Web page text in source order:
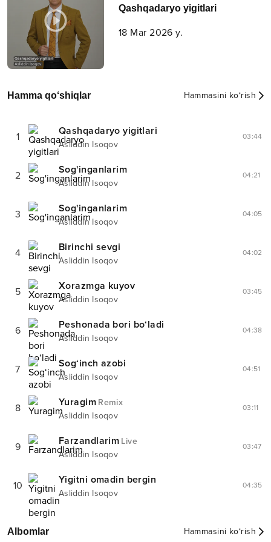
Qashqadaryo yigitlari
18 Mar 2026 y.
Hamma qo‘shiqlar Hammasini ko‘rish
1 Qashqadaryo yigitlari
Asliddin Isoqov
03:44
2 Sog'inganlarim
Asliddin Isoqov
04:21
3 Sog'inganlarim
Asliddin Isoqov
04:05
4 Birinchi sevgi
Asliddin Isoqov
04:02
5 Xorazmga kuyov
Asliddin Isoqov
03:45
6 Peshonada bori bo‘ladi
Asliddin Isoqov
04:38
7 Sog‘inch azobi
Asliddin Isoqov
04:51
8 Yuragim Remix
Asliddin Isoqov
03:11
9 Farzandlarim Live
Asliddin Isoqov
03:47
10 Yigitni omadin bergin
Asliddin Isoqov
04:35
Albomlar Hammasini ko‘rish